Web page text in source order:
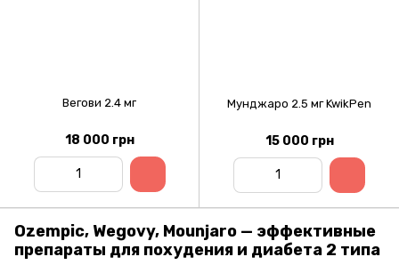
Вегови 2.4 мг
18 000 грн
Мунджаро 2.5 мг KwikPen
15 000 грн
Ozempic, Wegovy, Mounjaro — эффективные
препараты для похудения и диабета 2 типа